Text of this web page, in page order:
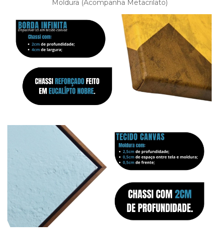
Moldura (Acompanha Metacrilato)